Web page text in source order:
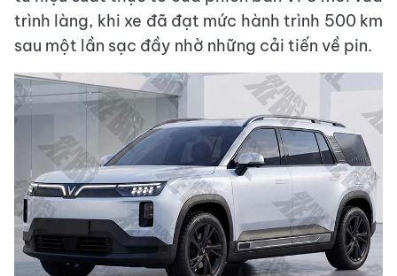
trình làng, khi xe đã đạt mức hành trình 500 km
sau một lần sạc đầy nhờ những cải tiến về pin.